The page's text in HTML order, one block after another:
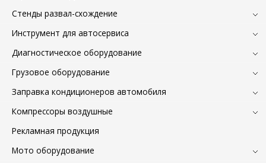
Стенды развал-схождение
Инструмент для автосервиса
Диагностическое оборудование
Грузовое оборудование
Заправка кондиционеров автомобиля
Компрессоры воздушные
Рекламная продукция
Мото оборудование